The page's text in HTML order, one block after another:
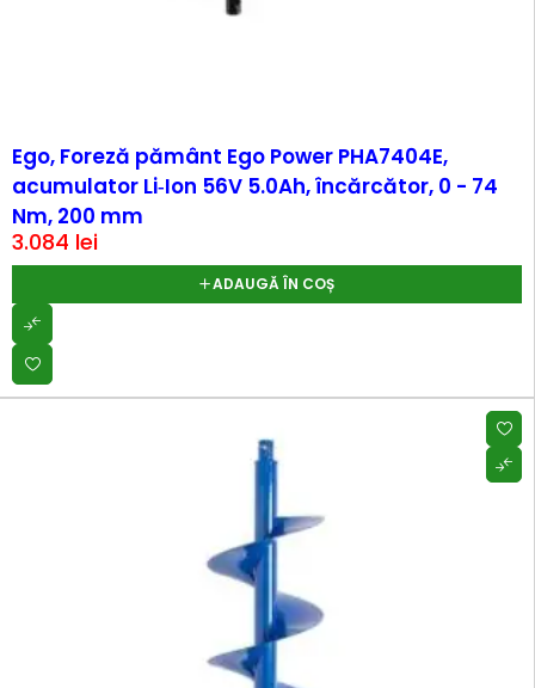
Ego, Foreză pământ Ego Power PHA7404E,
acumulator Li‑Ion 56V 5.0Ah, încărcător, 0 - 74
Nm, 200 mm
3.084 lei
ADAUGĂ ÎN COȘ